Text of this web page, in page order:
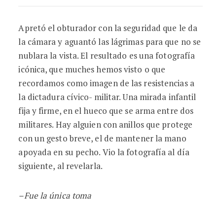
Apretó el obturador con la seguridad que le da
la cámara y aguantó las lágrimas para que no se
nublara la vista. El resultado es una fotografía
icónica, que muches hemos visto o que
recordamos como imagen de las resistencias a
la dictadura cívico- militar. Una mirada infantil
fija y firme, en el hueco que se arma entre dos
militares. Hay alguien con anillos que protege
con un gesto breve, el de mantener la mano
apoyada en su pecho. Vio la fotografía al día
siguiente, al revelarla.
–Fue la única toma